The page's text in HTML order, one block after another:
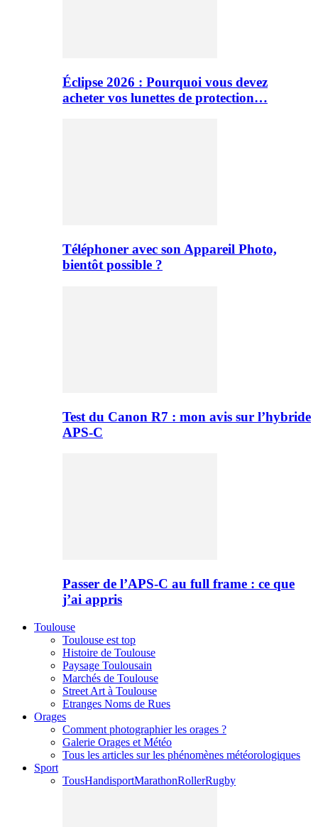
Éclipse 2026 : Pourquoi vous devez
acheter vos lunettes de protection…
Téléphoner avec son Appareil Photo,
bientôt possible ?
Test du Canon R7 : mon avis sur l’hybride
APS-C
Passer de l’APS-C au full frame : ce que
j’ai appris
Toulouse
Toulouse est top
Histoire de Toulouse
Paysage Toulousain
Marchés de Toulouse
Street Art à Toulouse
Etranges Noms de Rues
Orages
Comment photographier les orages ?
Galerie Orages et Météo
Tous les articles sur les phénomènes météorologiques
Sport
TousHandisportMarathonRollerRugby